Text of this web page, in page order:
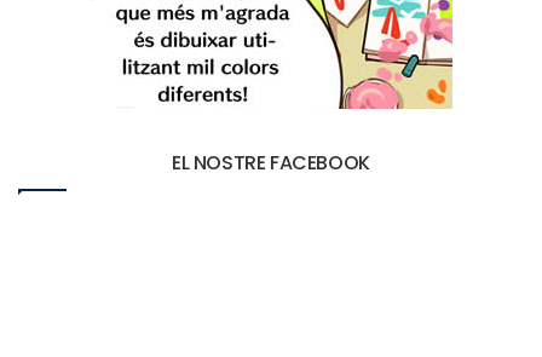
EL NOSTRE FACEBOOK